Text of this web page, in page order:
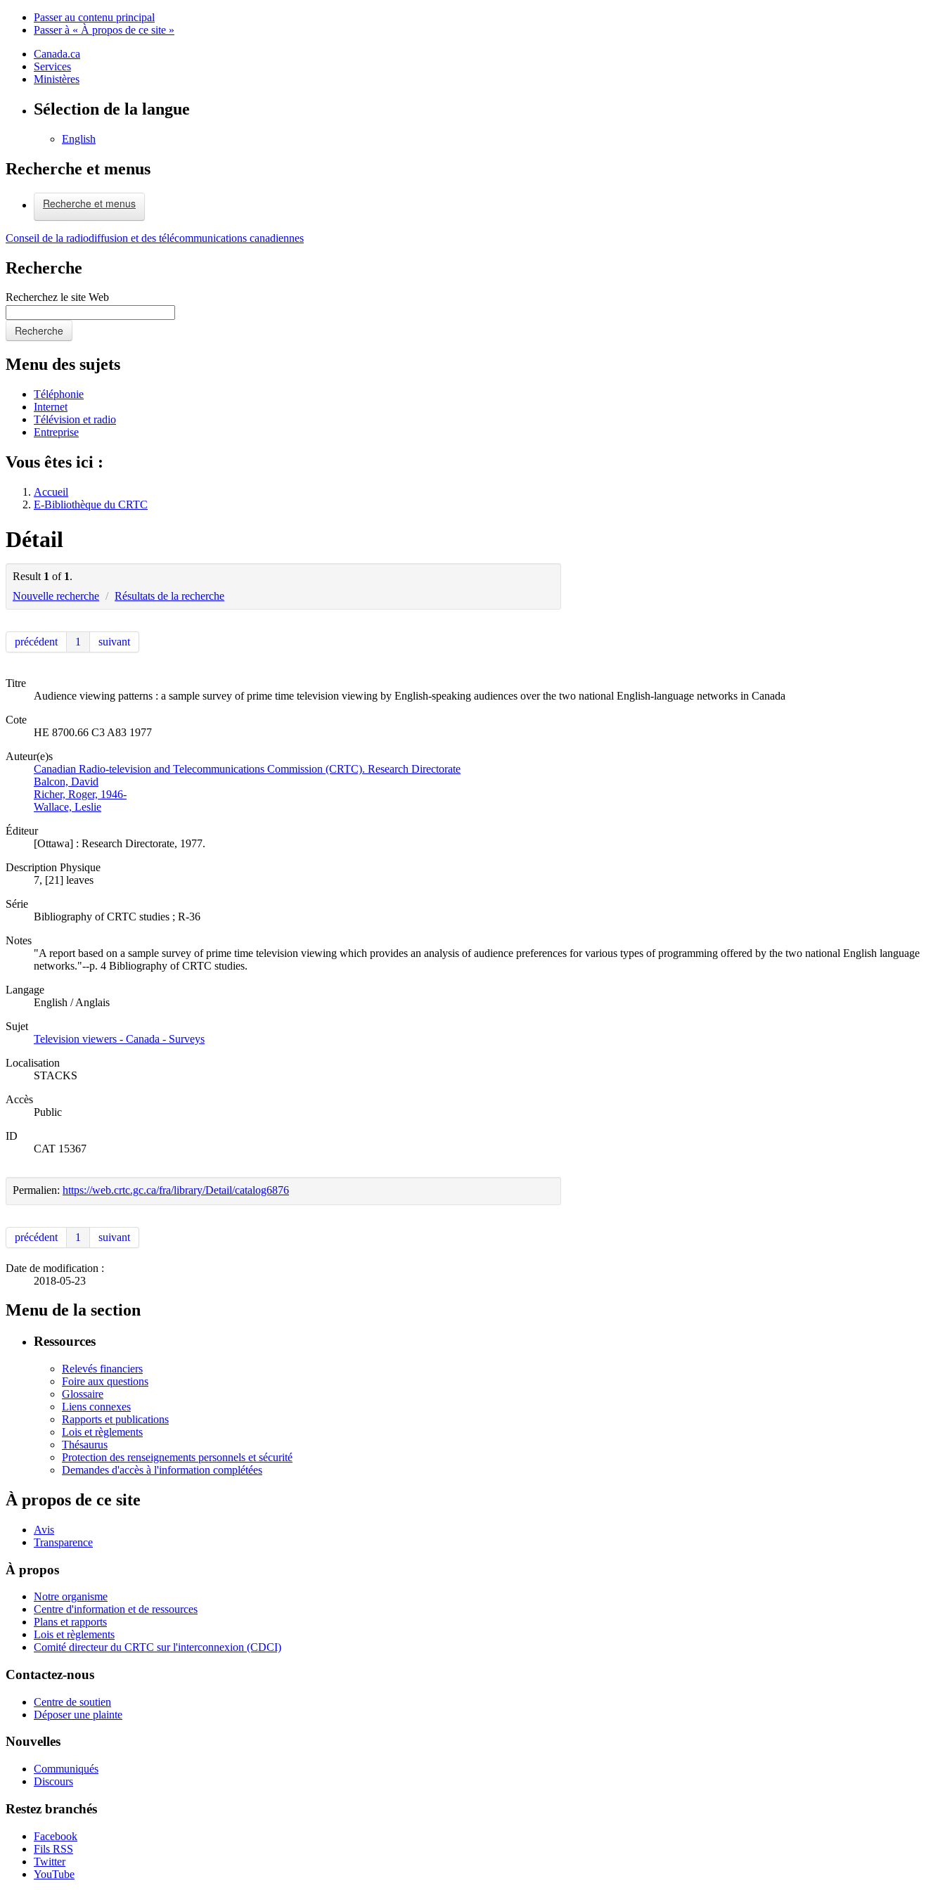
Passer au contenu principal
Passer à « À propos de ce site »
Canada.ca
Services
Ministères
Sélection de la langue
English
Recherche et menus
Recherche et menus
Conseil de la radiodiffusion et des télécommunications canadiennes
Recherche
Recherchez le site Web
Recherche
Menu des sujets
Téléphonie
Internet
Télévision et radio
Entreprise
Vous êtes ici :
Accueil
E-Bibliothèque du CRTC
Détail
Result 1 of 1.
Nouvelle recherche / Résultats de la recherche
précédent 1 suivant
Titre
Audience viewing patterns : a sample survey of prime time television viewing by English-speaking audiences over the two national English-language networks in Canada
Cote
HE 8700.66 C3 A83 1977
Auteur(e)s
Canadian Radio-television and Telecommunications Commission (CRTC). Research Directorate
Balcon, David
Richer, Roger, 1946-
Wallace, Leslie
Éditeur
[Ottawa] : Research Directorate, 1977.
Description Physique
7, [21] leaves
Série
Bibliography of CRTC studies ; R-36
Notes
"A report based on a sample survey of prime time television viewing which provides an analysis of audience preferences for various types of programming offered by the two national English language
networks."--p. 4 Bibliography of CRTC studies.
Langage
English / Anglais
Sujet
Television viewers - Canada - Surveys
Localisation
STACKS
Accès
Public
ID
CAT 15367
Permalien: https://web.crtc.gc.ca/fra/library/Detail/catalog6876
précédent 1 suivant
Date de modification :
2018-05-23
Menu de la section
Ressources
Relevés financiers
Foire aux questions
Glossaire
Liens connexes
Rapports et publications
Lois et règlements
Thésaurus
Protection des renseignements personnels et sécurité
Demandes d'accès à l'information complétées
À propos de ce site
Avis
Transparence
À propos
Notre organisme
Centre d'information et de ressources
Plans et rapports
Lois et règlements
Comité directeur du CRTC sur l'interconnexion (CDCI)
Contactez-nous
Centre de soutien
Déposer une plainte
Nouvelles
Communiqués
Discours
Restez branchés
Facebook
Fils RSS
Twitter
YouTube